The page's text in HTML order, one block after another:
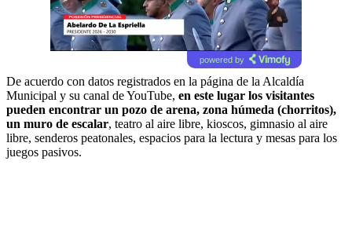
powered by
De acuerdo con datos registrados en la página de la Alcaldía
Municipal y su canal de YouTube, en este lugar los visitantes
pueden encontrar un pozo de arena, zona húmeda (chorritos),
un muro de escalar, teatro al aire libre, kioscos, gimnasio al aire
libre, senderos peatonales, espacios para la lectura y mesas para los
juegos pasivos.